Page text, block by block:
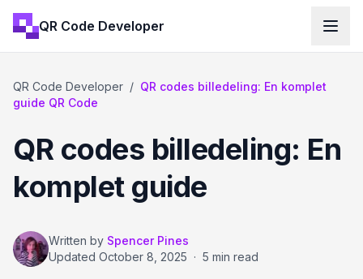
QR Code Developer
QR Code Developer / QR codes billedeling: En komplet
guide QR Code
QR codes billedeling: En
komplet guide
Written by Spencer Pines
Updated October 8, 2025 · 5 min read